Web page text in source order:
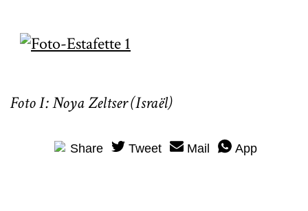
Foto I: Noya Zeltser (Israël)
Share Tweet Mail App